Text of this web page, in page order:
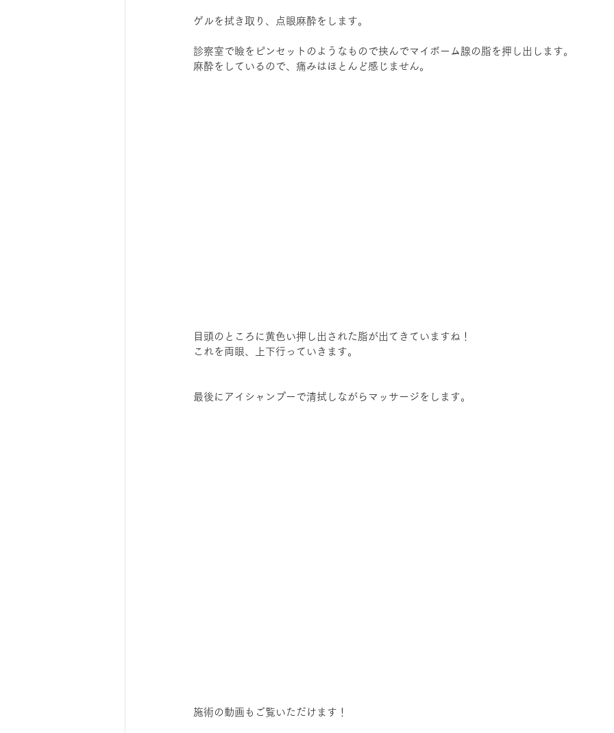
ゲルを拭き取り、点眼麻酔をします。
診察室で瞼をピンセットのようなもので挟んでマイボーム腺の脂を押し出します。
麻酔をしているので、痛みはほとんど感じません。
目頭のところに黄色い押し出された脂が出てきていますね！
これを両眼、上下行っていきます。
最後にアイシャンプーで清拭しながらマッサージをします。
施術の動画もご覧いただけます！